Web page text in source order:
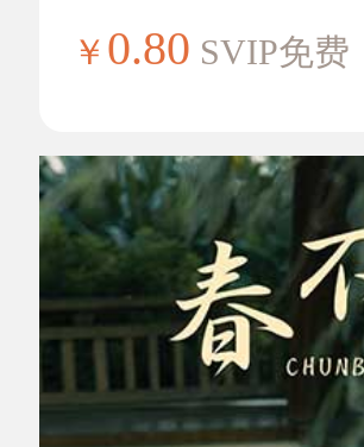
￥ 0.80 SVIP免费